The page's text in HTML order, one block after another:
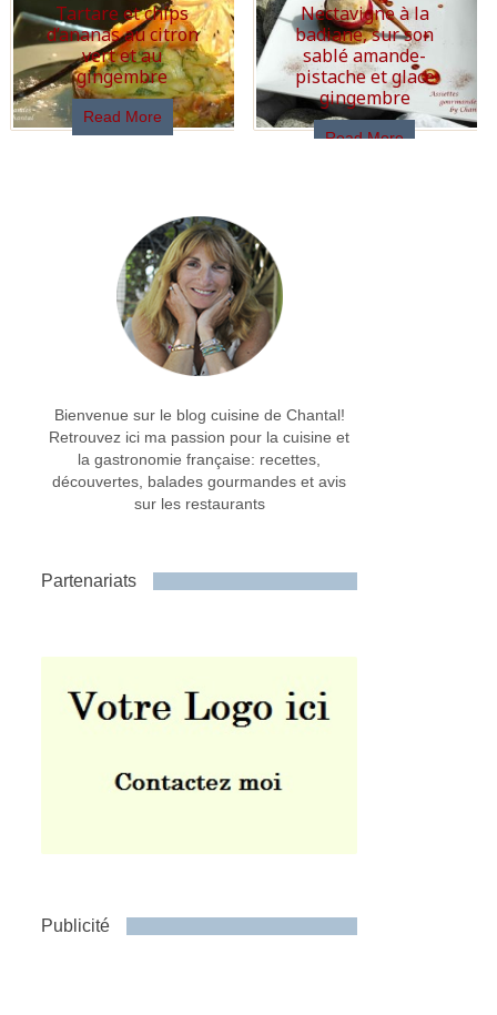
Tartare et chips
d’ananas au citron
vert et au
gingembre
Read More
Nectavigne à la
badiane, sur son
sablé amande-
pistache et glace
gingembre
Read More
Bienvenue sur le blog cuisine de Chantal!
Retrouvez ici ma passion pour la cuisine et
la gastronomie française: recettes,
découvertes, balades gourmandes et avis
sur les restaurants
Partenariats
Publicité